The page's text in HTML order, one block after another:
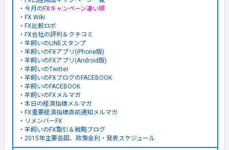
・ 今月の FXキャンペーン凄い順
・ FX Wiki
・ FX比較ロボ
・ FX会社の評判＆クチコミ
・ 羊飼いのLINEスタンプ
・ 羊飼いのFXアプリ(iPhone版)
・ 羊飼いのFXアプリ(Android版)
・ 羊飼いのTwitter
・ 羊飼いのFXブログのFACEBOOK
・ 羊飼いのFACEBOOK
・ 羊飼いのFXメルマガ
・ 本日の経済指標メルマガ
・ FX重要経済指標直前通知メルマガ
・ リメンバーFX
・ 羊飼いのFX取引＆戦略ブログ
・ 2015年主要各国、政策金利・発表スケジュール